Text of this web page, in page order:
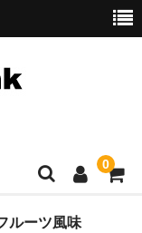
0
ルーツ風味